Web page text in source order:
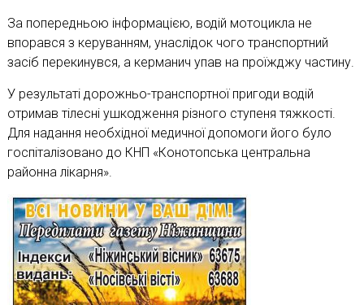
За попередньою інформацією, водій мотоцикла не
впорався з керуванням, унаслідок чого транспортний
засіб перекинувся, а керманич упав на проїжджу частину.
У результаті дорожньо-транспортної пригоди водій
отримав тілесні ушкодження різного ступеня тяжкості.
Для надання необхідної медичної допомоги його було
госпіталізовано до КНП «Конотопська центральна
районна лікарня».